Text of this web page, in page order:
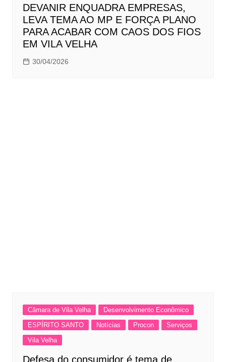
DEVANIR ENQUADRA EMPRESAS,
LEVA TEMA AO MP E FORÇA PLANO
PARA ACABAR COM CAOS DOS FIOS
EM VILA VELHA
30/04/2026
Câmara de Vila Velha
Desenvolvimento Econômico
ESPÍRITO SANTO
Notícias Procon
Serviços
Vila Velha
Defesa do consumidor é tema de